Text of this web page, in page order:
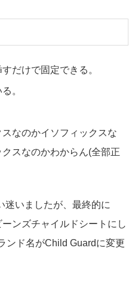
だけで固定できる。
。
なのかイソフィックスな
スなのかわからん(全部正
迷いましたが、最終的に
ンズチャイルドシートにし
ンド名がChild Guardに変更